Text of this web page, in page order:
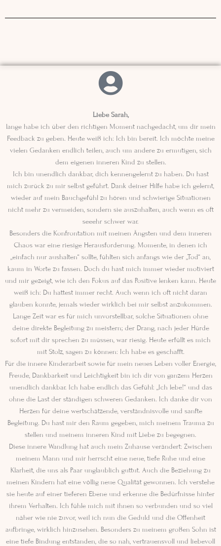
Liebe Sarah,
lange habe ich über den richtigen Moment nachgedacht, um dir mein
Feedback zu geben. Heute weiß ich: Ich bin bereit. Ich möchte meine
vielen Gedanken endlich teilen, auch um andere zu ermutigen, sich
dem eigenen inneren Kind zu stellen.
Ich bin unendlich dankbar, dich kennengelernt zu haben. Du hast
mich zurück zu mir selbst geführt. Dank deiner Hilfe habe ich gelernt,
wieder auf mein Bauchgefühl zu hören und schwierige Situationen
nicht mehr zu vermeiden, sondern sie auszuhalten, auch wenn es oft
seeehr schwer war.
Besonders die Konfrontation mit meinen Ängsten und dem inneren
Chaos war eine riesige Herausforderung. Momente, in denen ich
„einfach nur aushalten“ sollte, fühlten sich anfangs wie der „Tod“ an,
kaum in Worte zu fassen. Doch du hast mich immer wieder motiviert
und mir gezeigt, wie ich den Fokus auf das Positive lenken kann. Heute
weiß ich: Du hattest immer recht. Auch wenn ich oft nicht daran
glauben konnte, jemals wieder wirklich bei mir selbst anzukommen.
Lange Zeit war es für mich unvorstellbar, solche Situationen ohne
deine direkte Begleitung zu meistern; der Drang, nach jeder Hürde
sofort mit dir sprechen zu müssen, war riesig. Heute erfüllt es mich
mit Stolz, sagen zu können: Ich habe es geschafft.
Für die innere Kinderarbeit sowie für mein neues Leben voller Energie,
Freude, Dankbarkeit und Leichtigkeit bin ich dir von ganzem Herzen
unendlich dankbar. Ich habe endlich das Gefühl: „Ich lebe!“ und das
ohne die Last der ständigen schweren Gedanken. Ich danke dir von
Herzen für deine wertschätzende, verständnisvolle und sanfte
Begleitung. Du hast mir den Raum gegeben, mich meinem Trauma zu
stellen und meinem inneren Kind mit Liebe zu begegnen.
Diese innere Wandlung hat auch mein Zuhause verändert: Zwischen
meinem Mann und mir herrscht eine neue, tiefe Ruhe und eine
Klarheit, die uns als Paar unglaublich guttut. Auch die Beziehung zu
meinen Kindern hat eine völlig neue Qualität gewonnen. Ich verstehe
sie heute auf einer tieferen Ebene und erkenne die Bedürfnisse hinter
ihrem Verhalten. Ich fühle mich mit ihnen so verbunden und so viel
näher wie nie zuvor, weil ich nun die Geduld und die Offenheit
aufbringe, wirklich hinzusehen. Besonders zu meinem großen Sohn ist
eine tiefe Bindung entstanden, die so nah, vertrauensvoll und liebevoll